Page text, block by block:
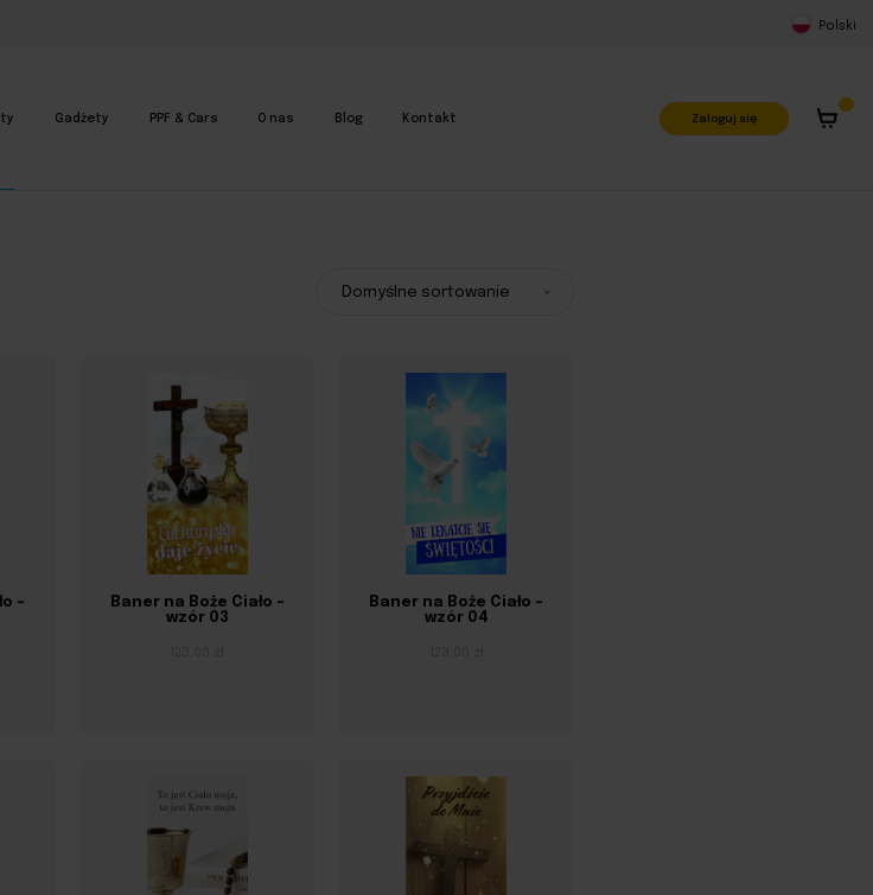
Gadżety PPF & Cars O nas Blog Kontakt
Polski
Zaloguj się
–
Baner na Boże Ciało –
wzór 03
Baner na Boże Ciało –
wzór 04